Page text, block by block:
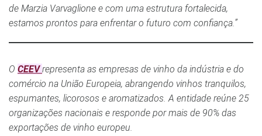
de Marzia Varvaglione e com uma estrutura fortalecida,
estamos prontos para enfrentar o futuro com confiança.”
O CEEVrepresenta as empresas de vinho da indústria e do
comércio na União Europeia, abrangendo vinhos tranquilos,
espumantes, licorosos e aromatizados. A entidade reúne 25
organizações nacionais e responde por mais de 90% das
exportações de vinho europeu.